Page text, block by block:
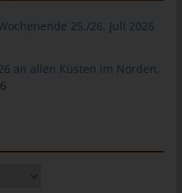
25./26. Juli 2026
an allen Küsten im Norden,
Cookies sind
auf einem
werden.
Cookie-ID. Eine Cookie-ID
Cookies. Sie besteht aus einer